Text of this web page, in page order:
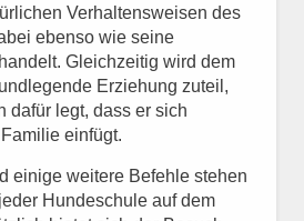
Verhaltensweisen des
ebenso wie seine
Gleichzeitig wird dem
Erziehung zuteil,
dafür legt, dass er sich
einfügt.
einige weitere Befehle stehen
Hundeschule auf dem